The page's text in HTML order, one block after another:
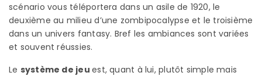
scénario vous téléportera dans un asile de 1920, le
deuxième au milieu d’une zombipocalypse et le troisième
dans un univers fantasy. Bref les ambiances sont variées
et souvent réussies.
Le système de jeuest, quant à lui, plutôt simple mais